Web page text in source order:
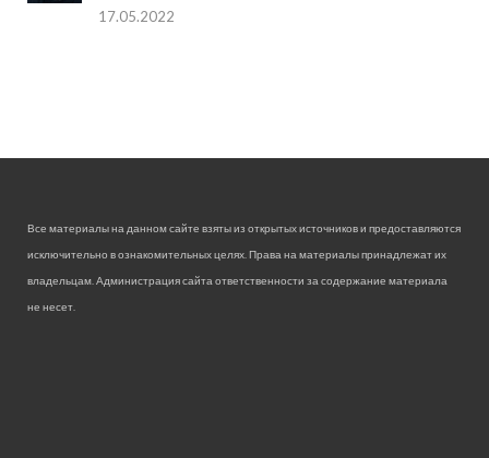
17.05.2022
Все материалы на данном сайте взяты из открытых источников и предоставляются
исключительно в ознакомительных целях. Права на материалы принадлежат их
владельцам. Администрация сайта ответственности за содержание материала
не несет.